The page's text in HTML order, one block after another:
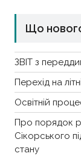
Що
ЗВІТ з
Перехід на
Освітній
Про порядок
Сікорського
стану